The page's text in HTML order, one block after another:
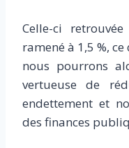
Celle-ci
ramené à 1,5 %,
nous pourrons
vertueuse de
endettement et
des finances